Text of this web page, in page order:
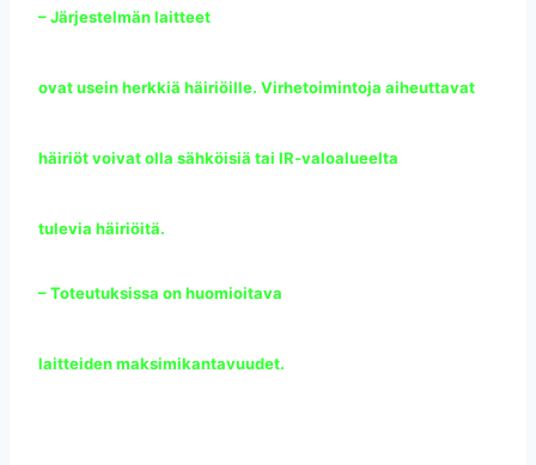
– Järjestelmän laitteet
ovat usein herkkiä häiriöille. Virhetoimintoja aiheuttavat
häiriöt voivat olla sähköisiä tai IR-valoalueelta
tulevia häiriöitä.
– Toteutuksissa on huomioitava
laitteiden maksimikantavuudet.